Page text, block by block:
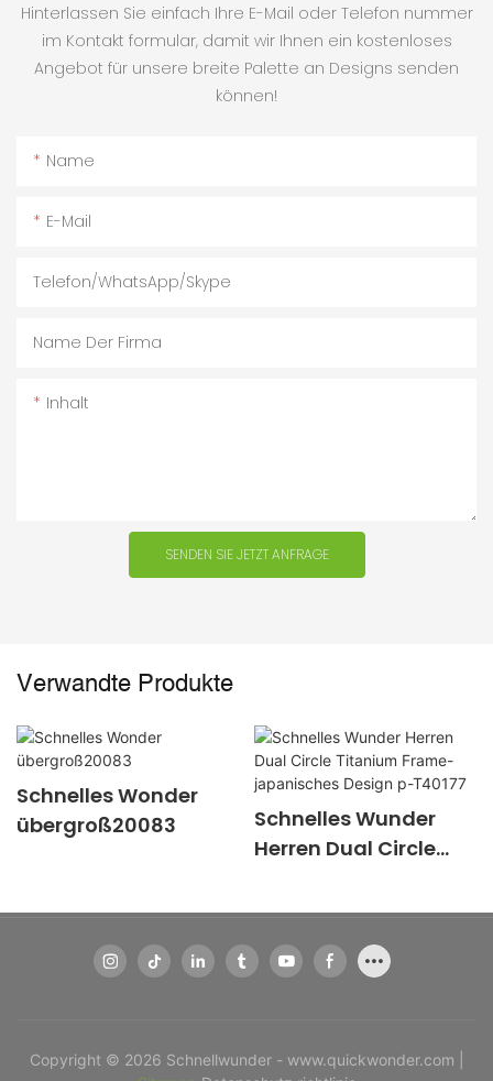
Hinterlassen Sie einfach Ihre E-Mail oder Telefon nummer
im Kontakt formular, damit wir Ihnen ein kostenloses
Angebot für unsere breite Palette an Designs senden
können!
Name
E-Mail
Telefon/WhatsApp/Skype
Name Der Firma
Inhalt
SENDEN SIE JETZT ANFRAGE
Verwandte Produkte
Schnelles Wonder
übergroß20083
Schnelles Wunder
Herren Dual Circle
japanisches Design
p-T40177
Copyright © 2026 Schnellwunder - www.quickwonder.com |